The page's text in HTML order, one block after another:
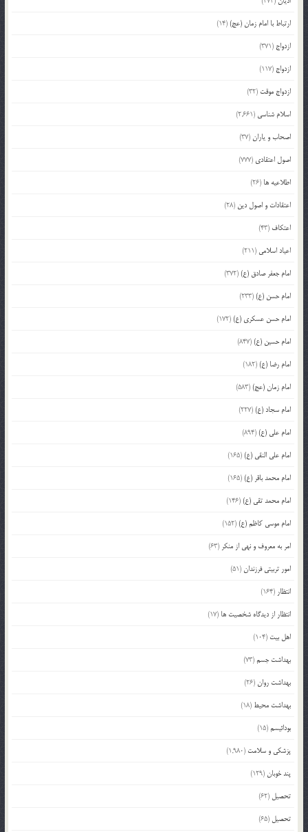
ارتباط با امام زمان (عج)(14)
ازدواج (371)
ازدواج (117)
ازدواج موقت (32)
اسلام شناسی (2,661)
اصحاب و یاران(37)
اصول اعتقادی (777)
اطلاعیه ها (26)
اعتقادات و اصول دین (28)
اعتکاف (43)
اعیاد اسلامی (211)
امام جعفر صادق (ع)(372)
امام حسن (ع)(233)
امام حسن عسکری (ع)(172)
امام حسین (ع)(847)
امام رضا (ع)(182)
امام زمان (عج)(583)
امام سجاد (ع)(227)
امام علی (ع)(894)
امام علی النقی (ع)(165)
امام محمد باقر (ع)(165)
امام محمد تقی (ع)(146)
امام موسی کاظم (ع)(152)
امر به معروف و نهی از منکر (63)
امور تربیتی فرزندان(51)
انتظار (164)
انتظار از دیدگاه شخصیت ها (17)
اهل بیت (104)
بهداشت جسم(73)
بهداشت روان(26)
بهداشت محیط (18)
بودائیسم(15)
پزشکی و سلامت (1,980)
پند خوبان(129)
تحصیل (62)
تحصیل (65)